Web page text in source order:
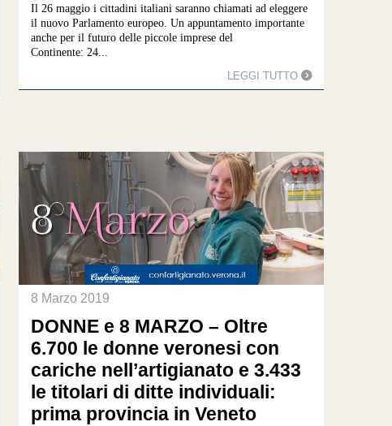
Il 26 maggio i cittadini italiani saranno chiamati ad eleggere
il nuovo Parlamento europeo. Un appuntamento importante
anche per il futuro delle piccole imprese del
Continente: 24...
LEGGI TUTTO
8 Marzo 2019
DONNE e 8 MARZO – Oltre
6.700 le donne veronesi con
cariche nell’artigianato e 3.433
le titolari di ditte individuali:
prima provincia in Veneto